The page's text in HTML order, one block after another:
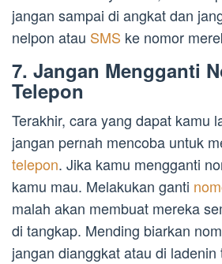
jangan sampai di angkat dan
nelpon atau SMS ke nomor
7. Jangan Mengganti
Telepon
Terakhir, cara yang dapat kamu
jangan pernah mencoba untuk
telepon. Jika kamu mengganti
kamu mau. Melakukan ganti
malah akan membuat mereka
di tangkap. Mending biarkan
jangan dianggkat atau di ladenin